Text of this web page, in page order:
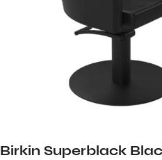
Birkin Superblack